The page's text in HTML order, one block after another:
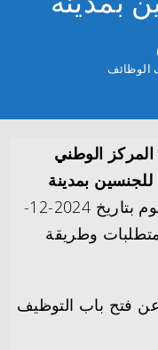
الوظائف
الوطني
بمدينة
ضمن وظائف السعودية اليوم بتاريخ 2024-12-
والمتطلبات وطريقة
عن فتح باب التوظيف